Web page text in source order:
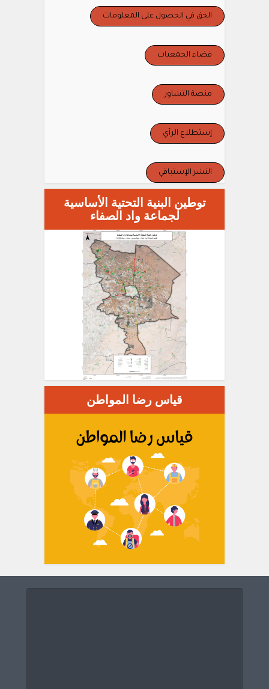
الحق في الحصول على المعلومات
فضاء الجمعيات
منصة التشاور
إستطلاع الرأي
النشر الإستباقي
توطين البنية التحتية الأساسية
لجماعة واد الصفاء
قياس رضا المواطن